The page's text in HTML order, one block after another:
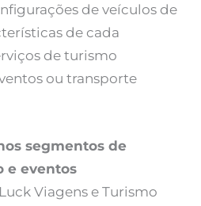
de veículos de
de cada
de turismo
ou transporte
segmentos de
e eventos
Viagens e Turismo